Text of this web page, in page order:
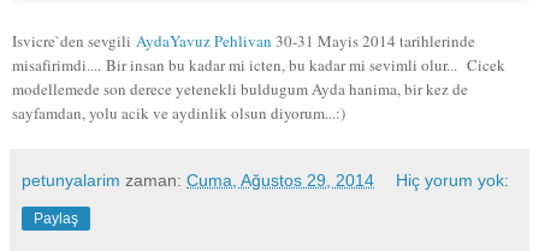
Isvicre`den sevgili AydaYavuz Pehlivan 30-31 Mayis 2014 tarihlerinde
misafirimdi.... Bir insan bu kadar mi icten, bu kadar mi sevimli olur... Cicek
modellemede son derece yetenekli buldugum Ayda hanima, bir kez de
sayfamdan, yolu acik ve aydinlik olsun diyorum...:)
petunyalarim zaman: Cuma, Ağustos 29, 2014 Hiç yorum yok:
Paylaş